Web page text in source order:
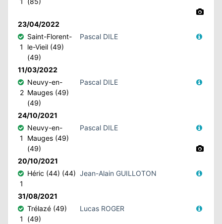
23/04/2022
1
Saint-Florent-
le-Vieil (49)
(49)
Pascal DILE
11/03/2022
2
Neuvy-en-
Mauges (49)
(49)
Pascal DILE
24/10/2021
1
Neuvy-en-
Mauges (49)
(49)
Pascal DILE
20/10/2021
1
Héric (44) (44) Jean-Alain GUILLOTON
31/08/2021
1
Trélazé (49)
(49)
Lucas ROGER